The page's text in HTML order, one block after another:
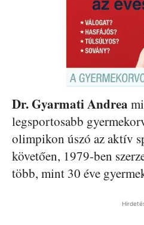
Dr. Gyarmati Andrea
legsportosabb
olimpikon úszó az aktív
követően, 1979-ben
több, mint 30 éve